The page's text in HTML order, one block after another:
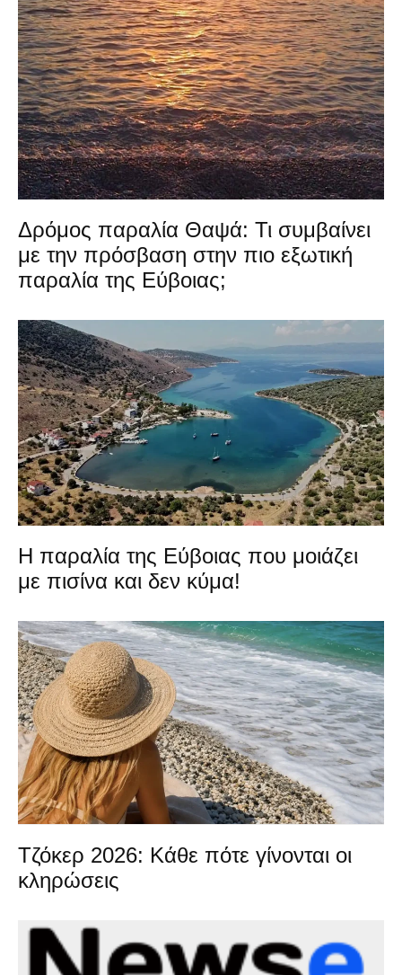
Δρόμος παραλία Θαψά: Τι συμβαίνει
με την πρόσβαση στην πιο εξωτική
παραλία της Εύβοιας;
Η παραλία της Εύβοιας που μοιάζει
με πισίνα και δεν κύμα!
Τζόκερ 2026: Κάθε πότε γίνονται οι
κληρώσεις